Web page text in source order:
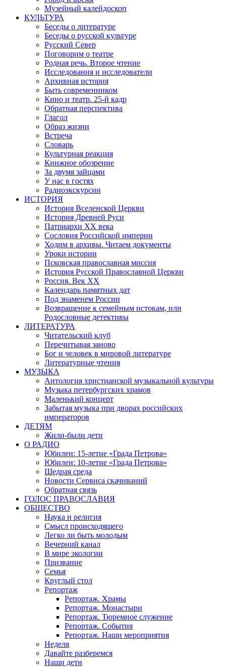
Музейный калейдоскоп
КУЛЬТУРА
Беседы о литературе
Беседы о русской культуре
Русский Север
Поговорим о театре
Родная речь. Второе чтение
Исследования и исследователи
Архивная история
Быть современником
Кино и театр. 25-й кадр
Обратная перспектива
Глагол
Образ жизни
Встреча
Словарь
Культурная реакция
Книжное обозрение
За двумя зайцами
У нас в гостях
Радиоэкскурсии
ИСТОРИЯ
История Вселенской Церкви
История Древней Руси
Патриархи XX века
Сословия Российской империи
Ходим в архивы. Читаем документы
Уроки истории
Псковская православная миссия
История Русской Православной Церкви
Россия. Век ХХ
Календарь памятных дат
Под знаменем России
Возвращение к семейным истокам, или
Родословные детективы
ЛИТЕРАТУРА
Читательский клуб
Перечитывая заново
Бог и человек в мировой литературе
Литературные чтения
МУЗЫКА
Антология христианской музыкальной культуры
Музыка петербургских храмов
Маленький концерт
Забытая музыка при дворах российских
императоров
ДЕТЯМ
Жили-были дети
О РАДИО
Юбилеи: 15-летие «Града Петрова»
Юбилеи: 10-летие «Града Петрова»
Щедрая среда
Новости Сервиса скачиваний
Обратная связь
ГОЛОС ПРАВОСЛАВИЯ
ОБЩЕСТВО
Наука и религия
Смысл происходящего
Легко ли быть молодым
Вечерний канал
В мире экологии
Призвание
Семья
Круглый стол
Репортаж
Репортаж. Храмы
Репортаж. Монастыри
Репортаж. Тюремное служение
Репортаж. События
Репортаж. Наши мероприятия
Неделя
Давайте разберемся
Наши дети